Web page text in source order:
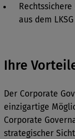
aus dem
Ihre
Der Corporate
einzigartige
Corporate
strategischer